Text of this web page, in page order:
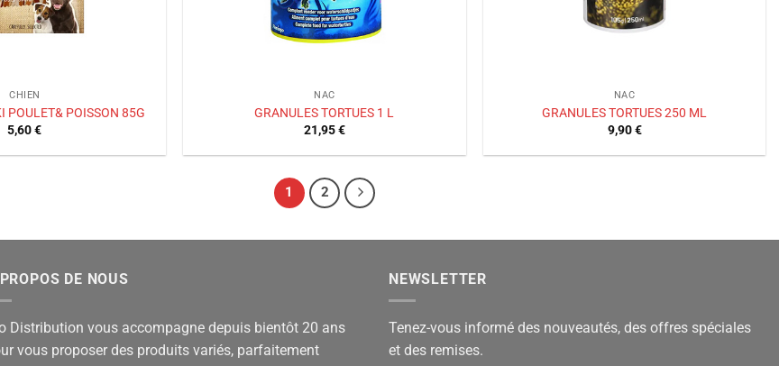
CHIEN
POULET& POISSON 85G
5,60€
NAC
GRANULES TORTUES 1 L
21,95€
NAC
GRANULES TORTUES 250 ML
9,90€
1 2
DE NOUS
Distribution vous accompagne depuis bientôt 20 ans
vous proposer des produits variés, parfaitement
NEWSLETTER
Tenez-vous informé des nouveautés, des offres spéciales
et des remises.